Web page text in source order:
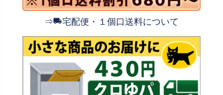
⇒ 宅配便・１個口送料について